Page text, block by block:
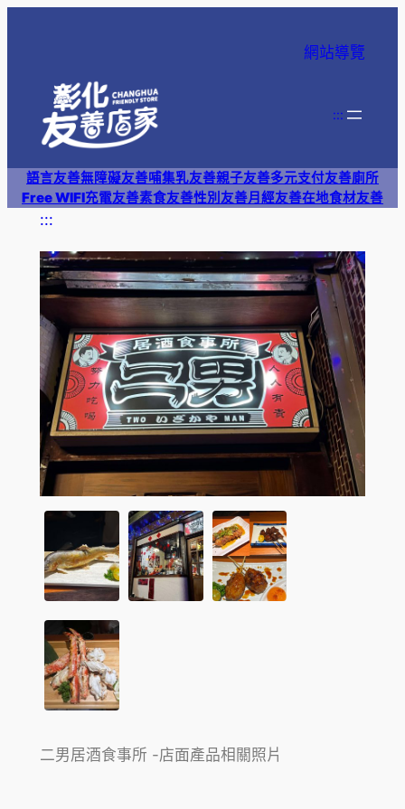
網站導覽
:::
語言友善無障礙友善哺集乳友善親子友善多元支付友善廁所
Free WIFI充電友善素食友善性別友善月經友善在地食材友善
:::
二男居酒食事所 -店面產品相關照片